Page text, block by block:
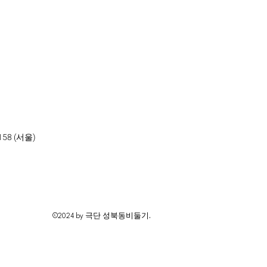
(서울)
©2024 by 극단 성북동비둘기.